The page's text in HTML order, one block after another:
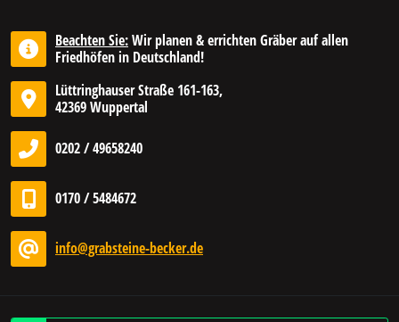
Beachten Sie:Wir planen & errichten Gräber auf allen
Friedhöfen in Deutschland!
Lüttringhauser Straße 161-163,
42369 Wuppertal
0202 / 49658240
0170 / 5484672
info@grabsteine-becker.de